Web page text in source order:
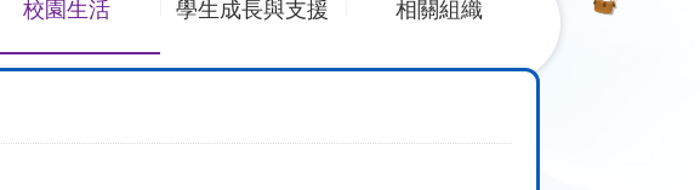
校園生活 學生成長與支援 相關組織